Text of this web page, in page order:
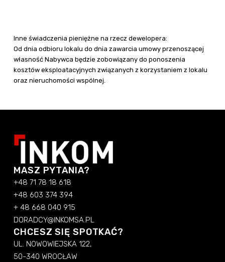
Inne świadczenia pieniężne na rzecz dewelopera:
Od dnia odbioru lokalu do dnia zawarcia umowy przenoszącej
własność Nabywca będzie zobowiązany do ponoszenia
kosztów eksploatacyjnych związanych z korzystaniem z lokalu
oraz nieruchomości wspólnej.
MASZ PYTANIA?
+48 71 78 18 618
+48 603 374 394
+ 48 668 040 915
DORADCY@INKOMSA.PL
CHCESZ SIĘ SPOTKAĆ?
UL. NOWOWIEJSKA 122,
50-340 WROCŁAW